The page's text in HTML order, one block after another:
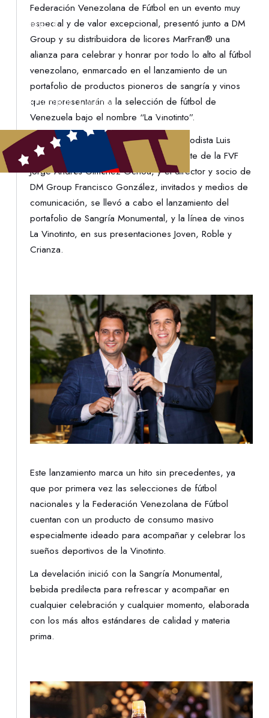
CONTACTO
PROTECCIÓN DE LA INFANCIA
Federación Venezolana de Fútbol en un evento muy
especial y de valor excepcional, presentó junto a DM
Group y su distribuidora de licores MarFran® una
alianza para celebrar y honrar por todo lo alto al fútbol
venezolano, enmarcado en el lanzamiento de un
portafolio de productos pioneros de sangría y vinos
que representarán a la selección de fútbol de
Venezuela bajo el nombre “La Vinotinto”.
Bajo la conducción del reconocido periodista Luis
Olavarrieta y en presencia del presidente de la FVF
Jorge Andrés Giménez Ochoa, y el director y socio de
DM Group Francisco González, invitados y medios de
comunicación, se llevó a cabo el lanzamiento del
portafolio de Sangría Monumental, y la línea de vinos
La Vinotinto, en sus presentaciones Joven, Roble y
Crianza.
Este lanzamiento marca un hito sin precedentes, ya
que por primera vez las selecciones de fútbol
nacionales y la Federación Venezolana de Fútbol
cuentan con un producto de consumo masivo
especialmente ideado para acompañar y celebrar los
sueños deportivos de la Vinotinto.
La develación inició con la Sangría Monumental,
bebida predilecta para refrescar y acompañar en
cualquier celebración y cualquier momento, elaborada
con los más altos estándares de calidad y materia
prima.